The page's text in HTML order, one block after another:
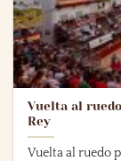
Vuelta al
Rey
Vuelta al ruedo